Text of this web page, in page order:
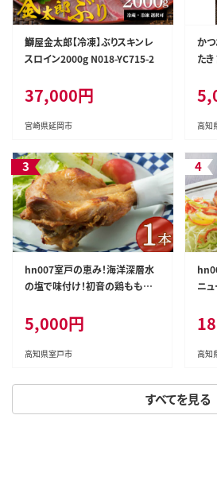
すべてを見る
鰤屋金太郎【冷凍】ぶりスキンレ
スロイン2000g N018-YC715-2
37,000円
宮崎県延岡市
か
た
レ
藁
お
鮮
ン≫
高知
hn007室戸の恵み！海洋深層水
の塩で味付け！初音の鶏もも肉
5,000円
高知県室戸市
ニュ
高知